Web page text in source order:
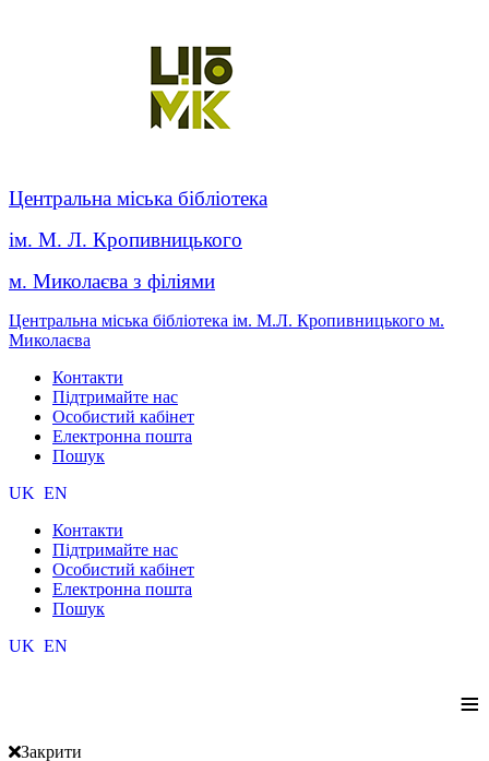
Центральна міська бібліотека
ім. М. Л. Кропивницького
м. Миколаєва з філіями
Центральна міська бібліотека ім. М.Л. Кропивницького м.
Миколаєва
Контакти
Підтримайте нас
Особистий кабінет
Електронна пошта
Пошук
UK EN
Контакти
Підтримайте нас
Особистий кабінет
Електронна пошта
Пошук
UK EN
≡
Закрити